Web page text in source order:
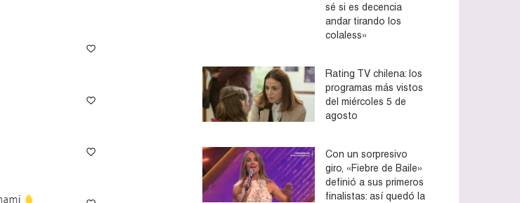
sé si es decencia
andar tirando los
colaless»
Rating TV chilena: los
programas más vistos
del miércoles 5 de
agosto
Con un sorpresivo
giro, «Fiebre de Baile»
definió a sus primeros
finalistas: así quedó la